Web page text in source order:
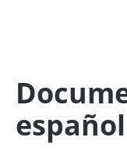
español